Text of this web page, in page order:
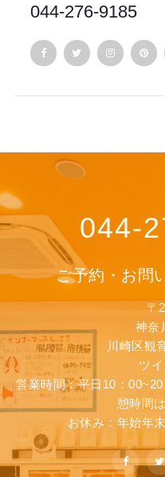
044-276-9185
044-
ご予約・お問
〒
神奈
川崎区観
ツ
営業時間：平日10：
憩時間
お休み：年始年